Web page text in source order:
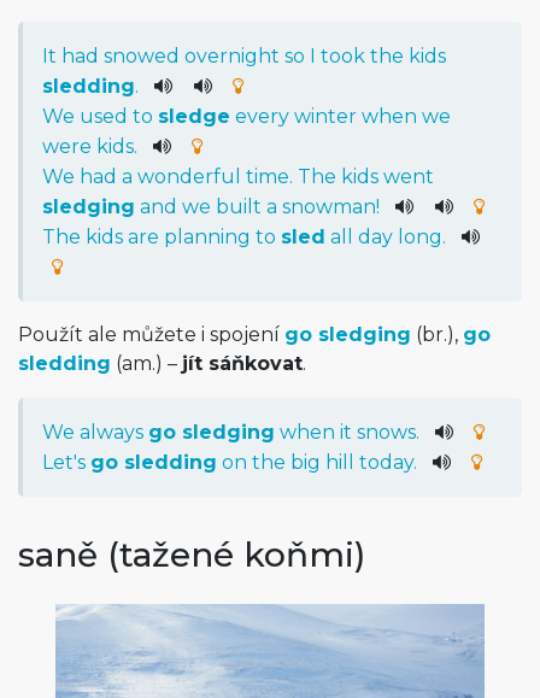
It had snowed overnight so took the kids
sledding.
We used to sledge every winter when we
were kids.
We had a wonderful time. The kids went
sledging and we built a snowman!
The kids are planning to sled all day long.
Použít ale můžete i spojení go sledging (br.), go
sledding (am.) – jít sáňkovat.
We always go sledging when it snows.
Let's go sledding on the big hill today.
saně (tažené koňmi)